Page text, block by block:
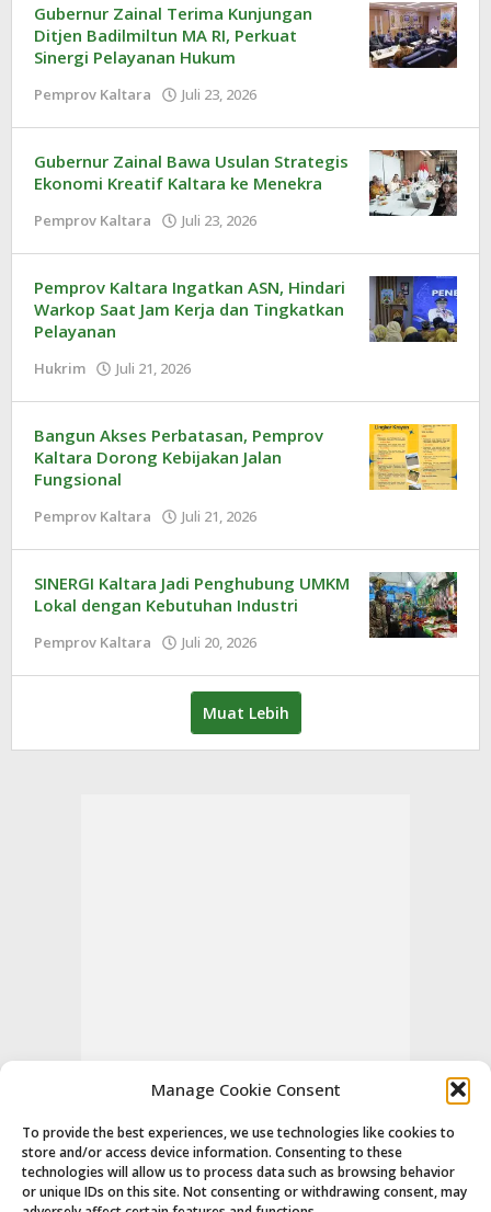
Manage Cookie Consent
To provide the best experiences, we use technologies like cookies to
store and/or access device information. Consenting to these
technologies will allow us to process data such as browsing behavior
or unique IDs on this site. Not consenting or withdrawing consent, may
Gubernur Zainal Terima Kunjungan
Ditjen Badilmiltun MA RI, Perkuat
Sinergi Pelayanan Hukum
Pemprov Kaltara Juli 23, 2026
Gubernur Zainal Bawa Usulan Strategis
Ekonomi Kreatif Kaltara ke Menekra
Pemprov Kaltara Juli 23, 2026
Pemprov Kaltara Ingatkan ASN, Hindari
Warkop Saat Jam Kerja dan Tingkatkan
Pelayanan
Hukrim Juli 21, 2026
Bangun Akses Perbatasan, Pemprov
Kaltara Dorong Kebijakan Jalan
Fungsional
Pemprov Kaltara Juli 21, 2026
SINERGI Kaltara Jadi Penghubung UMKM
Lokal dengan Kebutuhan Industri
Pemprov Kaltara Juli 20, 2026
Muat Lebih